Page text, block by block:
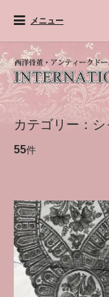
メニュー
カテゴリー：
55件